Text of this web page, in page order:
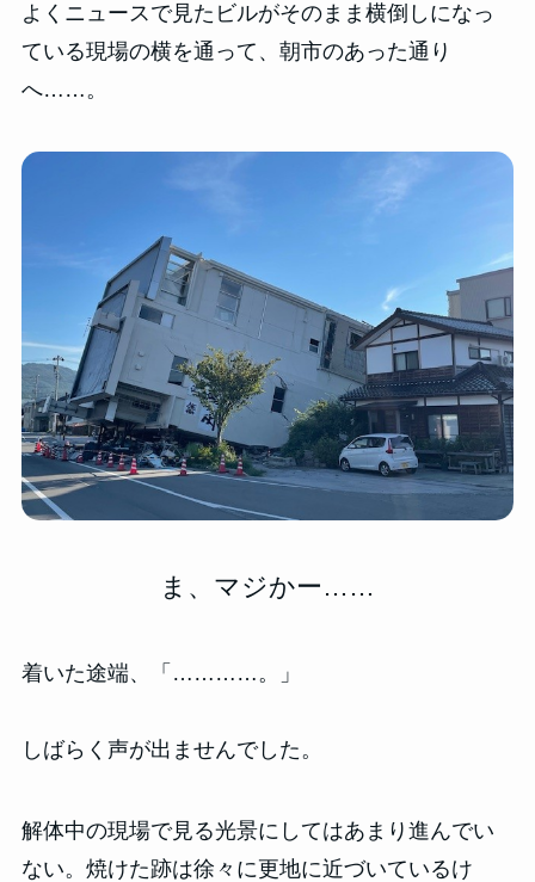
よくニュースで見たビルがそのまま横倒しになっ
ている現場の横を通って、朝市のあった通り
へ……。
ま、マジかー……
着いた途端、「…………。」
しばらく声が出ませんでした。
解体中の現場で見る光景にしてはあまり進んでい
ない。焼けた跡は徐々に更地に近づいているけ